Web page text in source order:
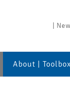
|
About |